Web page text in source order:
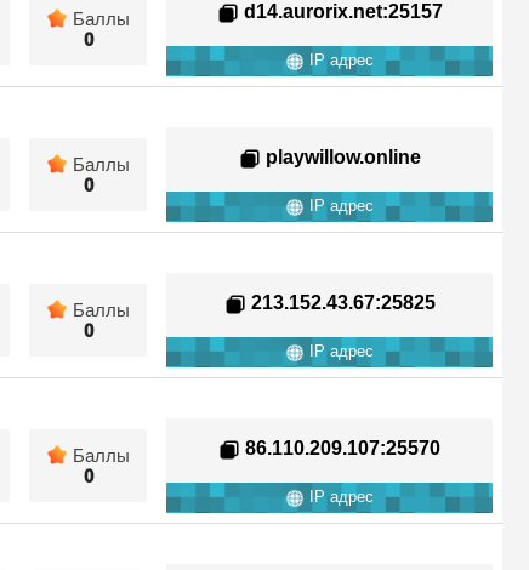
Баллы
0
d14.aurorix.net:25157
IP адрес
Баллы
0
playwillow.online
IP адрес
Баллы
0
213.152.43.67:25825
IP адрес
Баллы
0
86.110.209.107:25570
IP адрес